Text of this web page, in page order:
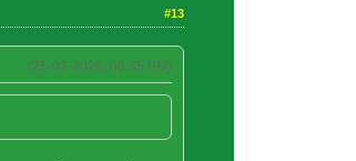
#13
(25-02-2026, 06:35 PM)